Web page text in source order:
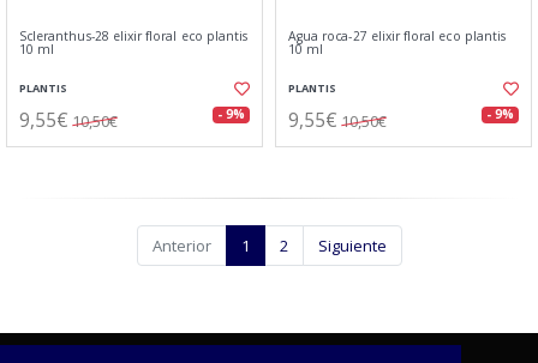
Scleranthus-28 elixir floral eco plantis
10 ml
PLANTIS
9,55€ 10,50€ - 9%
Agua roca-27 elixir floral eco plantis
10 ml
PLANTIS
9,55€ 10,50€ - 9%
Anterior 1 2 Siguiente